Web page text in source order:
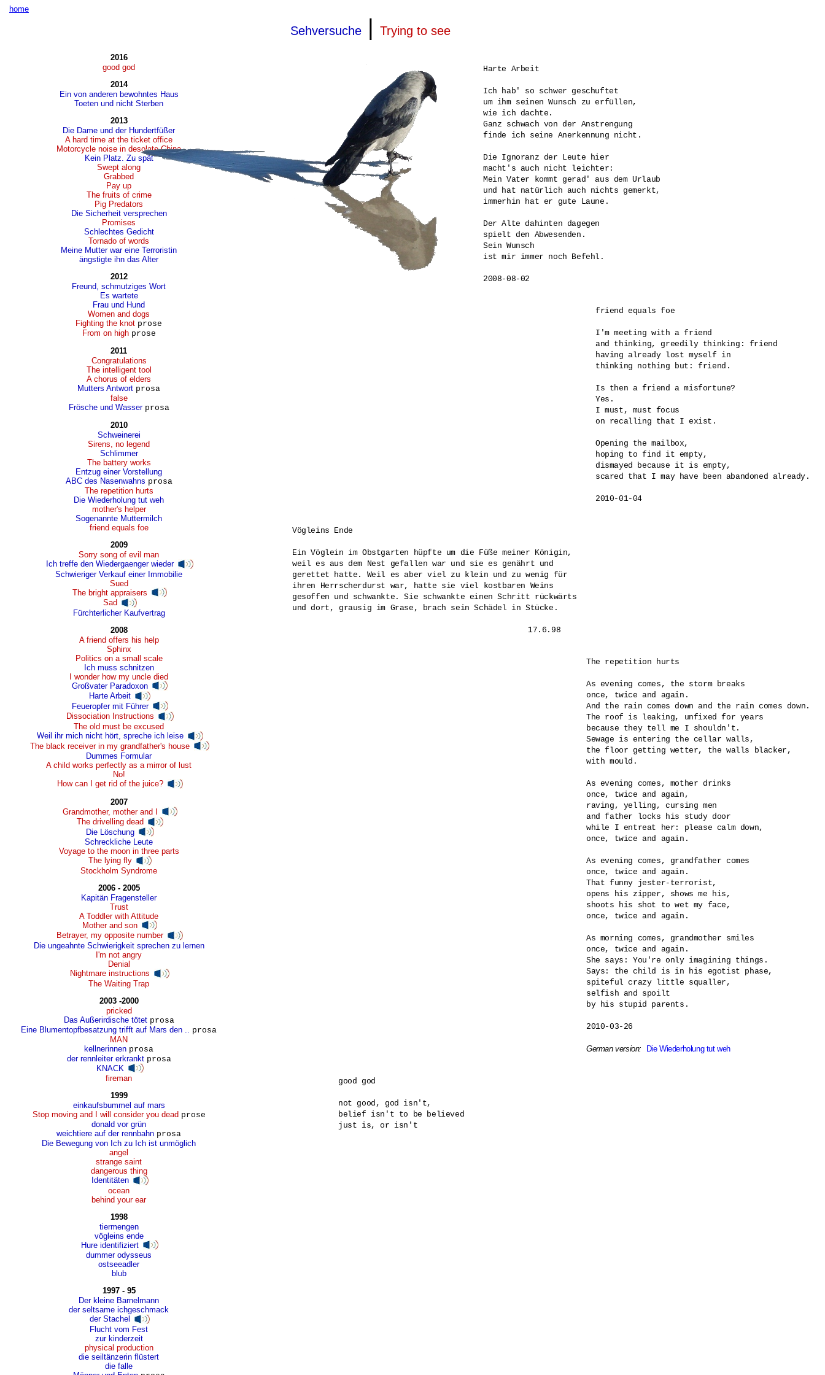
home
Sehversuche| Trying to see
2016
good god
2014
Ein von anderen bewohntes Haus
Toeten und nicht Sterben
2013
Die Dame und der Hundertfüßer
A hard time at the ticket office
Motorcycle noise in desolate China
Kein Platz. Zu spät
Swept along
Grabbed
Pay up
The fruits of crime
Pig Predators
Die Sicherheit versprechen
Promises
Schlechtes Gedicht
Tornado of words
Meine Mutter war eine Terroristin
ängstigte ihn das Alter
2012
Freund, schmutziges Wort
Es wartete
Frau und Hund
Women and dogs
Fighting the knot prose
From on high prose
2011
Congratulations
The intelligent tool
A chorus of elders
Mutters Antwort prosa
false
Frösche und Wasser prosa
2010
Schweinerei
Sirens, no legend
Schlimmer
The battery works
Entzug einer Vorstellung
ABC des Nasenwahns prosa
The repetition hurts
Die Wiederholung tut weh
mother's helper
Sogenannte Muttermilch
friend equals foe
2009
Sorry song of evil man
Ich treffe den Wiedergaenger wieder
Schwieriger Verkauf einer Immobilie
Sued
The bright appraisers
Sad
Fürchterlicher Kaufvertrag
2008
A friend offers his help
Sphinx
Politics on a small scale
Ich muss schnitzen
I wonder how my uncle died
Großvater Paradoxon
Harte Arbeit
Feueropfer mit Führer
Dissociation Instructions
The old must be excused
Weil ihr mich nicht hört, spreche ich leise
The black receiver in my grandfather's house
Dummes Formular
A child works perfectly as a mirror of lust
No!
How can I get rid of the juice?
2007
Grandmother, mother and I
The drivelling dead
Die Löschung
Schreckliche Leute
Voyage to the moon in three parts
The lying fly
Stockholm Syndrome
2006 - 2005
Kapitän Fragensteller
Trust
A Toddler with Attitude
Mother and son
Betrayer, my opposite number
Die ungeahnte Schwierigkeit sprechen zu lernen
I'm not angry
Denial
Nightmare instructions
The Waiting Trap
2003 -2000
pricked
Das Außerirdische tötet prosa
Eine Blumentopfbesatzung trifft auf Mars den ..
prosa
MAN
kellnerinnen prosa
der rennleiter erkrankt prosa
KNACK
fireman
1999
einkaufsbummel auf mars
Stop moving and I will consider you dead prose
donald vor grün
weichtiere auf der rennbahn prosa
Die Bewegung von Ich zu Ich ist unmöglich
angel
strange saint
dangerous thing
Identitäten
ocean
behind your ear
1998
tiermengen
vögleins ende
Hure identifiziert
dummer odysseus
ostseeadler
blub
1997 - 95
Der kleine Barnelmann
der seltsame ichgeschmack
der Stachel
Flucht vom Fest
zur kinderzeit
physical production
die seiltänzerin flüstert
die falle
Harte Arbeit
Ich hab' so schwer geschuftet
um ihm seinen Wunsch zu erfüllen,
wie ich dachte.
Ganz schwach von der Anstrengung
finde ich seine Anerkennung nicht.
Die Ignoranz der Leute hier
macht's auch nicht leichter:
Mein Vater kommt gerad' aus dem Urlaub
und hat natürlich auch nichts gemerkt,
immerhin hat er gute Laune.
Der Alte dahinten dagegen
spielt den Abwesenden.
Sein Wunsch
ist mir immer noch Befehl.
2008-08-02
friend equals foe
I'm meeting with a friend
and thinking, greedily thinking: friend
having already lost myself in
thinking nothing but: friend.
Is then a friend a misfortune?
Yes.
I must, must focus
on recalling that I exist.
Opening the mailbox,
hoping to find it empty,
dismayed because it is empty,
scared that I may have been abandoned already.
Vögleins Ende
Ein Vöglein im Obstgarten hüpfte um die Füße meiner Königin,
weil es aus dem Nest gefallen war und sie es genährt und
gerettet hatte. Weil es aber viel zu klein und zu wenig für
ihren Herrscherdurst war, hatte sie viel kostbaren Weins
gesoffen und schwankte. Sie schwankte einen Schritt rückwärts
und dort, grausig im Grase, brach sein Schädel in Stücke.
						17.6.98
The repetition hurts
As evening comes, the storm breaks
once, twice and again.
And the rain comes down and the rain comes down.
The roof is leaking, unfixed for years
because they tell me I shouldn't.
Sewage is entering the cellar walls,
the floor getting wetter, the walls blacker,
with mould.
As evening comes, mother drinks
once, twice and again,
raving, yelling, cursing men
and father locks his study door
while I entreat her: please calm down,
once, twice and again.
As evening comes, grandfather comes
once, twice and again.
That funny jester-terrorist,
opens his zipper, shows me his,
shoots his shot to wet my face,
once, twice and again.
As morning comes, grandmother smiles
once, twice and again.
She says: You're only imagining things.
Says: the child is in his egotist phase,
spiteful crazy little squaller,
selfish and spoilt
by his stupid parents.
2010-03-26
German version: Die Wiederholung tut weh
good god
not good, god isn't,
belief isn't to be believed